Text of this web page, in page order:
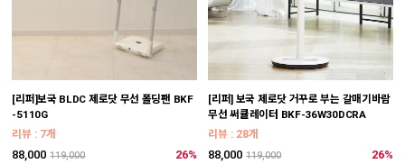
[리퍼]보국 BLDC 제로닷 무선 폴딩팬 BKF
-5110G
리뷰 : 7개
88,000 119,000 26%
[리퍼] 보국 제로닷 거꾸로 부는 갈매기바람
무선 써큘레이터 BKF-36W30DCRA
리뷰 : 28개
88,000 119,000 26%